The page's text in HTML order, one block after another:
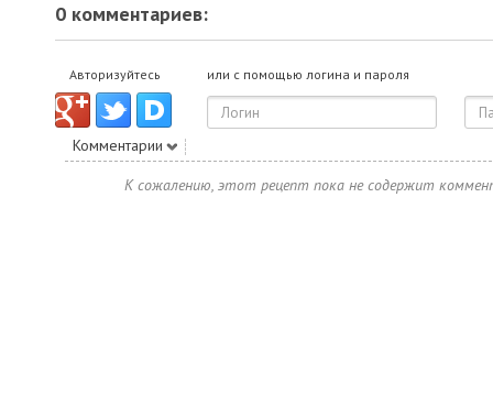
0 комментариев:
Авторизуйтесь или с помощью логина и пароля
Комментарии
К сожалению, этот рецепт пока не содержит